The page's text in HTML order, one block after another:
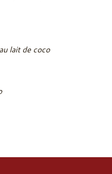
lait de coco